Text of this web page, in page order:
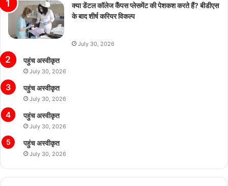
क्या डेंटल कॉलेज कैंपस प्लेसमेंट की पेशकश करते हैं? बीडीएस
के बाद शीर्ष करियर विकल्प
July 30, 2026
पहुंच अस्वीकृत
July 30, 2026
पहुंच अस्वीकृत
July 30, 2026
पहुंच अस्वीकृत
July 30, 2026
पहुंच अस्वीकृत
July 30, 2026